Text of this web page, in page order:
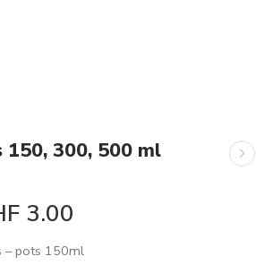
300, 500 ml
3.00
– pots 150ml